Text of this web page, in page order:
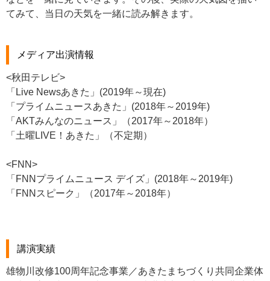
てみて、当日の天気を一緒に読み解きます。
メディア出演情報
<秋田テレビ>
「Live Newsあきた」(2019年～現在)
「プライムニュースあきた」(2018年～2019年)
「AKTみんなのニュース」（2017年～2018年）
「土曜LIVE！あきた」（不定期）
<FNN>
「FNNプライムニュース デイズ」(2018年～2019年)
「FNNスピーク」（2017年～2018年）
講演実績
雄物川改修100周年記念事業／あきたまちづくり共同企業体